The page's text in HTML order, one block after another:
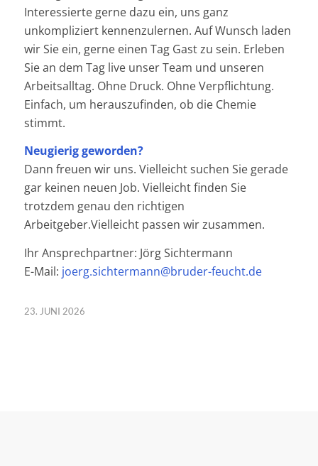
Interessierte gerne dazu ein, uns ganz
unkompliziert kennenzulernen. Auf Wunsch laden
wir Sie ein, gerne einen Tag Gast zu sein. Erleben
Sie an dem Tag live unser Team und unseren
Arbeitsalltag. Ohne Druck. Ohne Verpflichtung.
Einfach, um herauszufinden, ob die Chemie
stimmt.
Neugierig geworden?
Dann freuen wir uns. Vielleicht suchen Sie gerade
gar keinen neuen Job. Vielleicht finden Sie
trotzdem genau den richtigen
Arbeitgeber.Vielleicht passen wir zusammen.
Ihr Ansprechpartner: Jörg Sichtermann
E-Mail: joerg.sichtermann@bruder-feucht.de
23. JUNI 2026